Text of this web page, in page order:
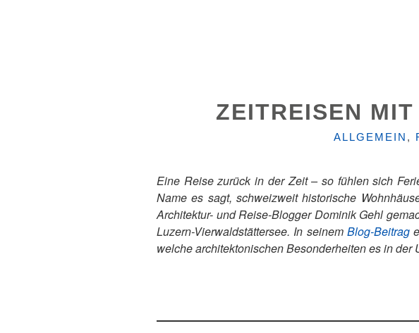
ZEITREISEN
KATEGORIEN
ALLGEMEIN ,
Eine Reise zurück in der Zeit – so fühlen sich
Name es sagt, schweizweit historische
Architektur- und Reise-Blogger Dominik Gehl
Luzern-Vierwaldstättersee. In seinem Blog-Beitrag
welche architektonischen Besonderheiten es in der